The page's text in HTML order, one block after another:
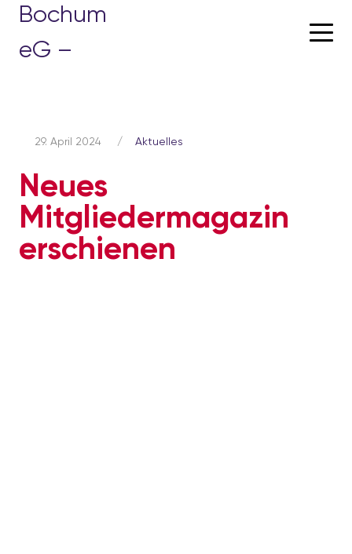
Skip
content
29. April 2024 / Aktuelles
Neues
Mitgliedermagazin
erschienen